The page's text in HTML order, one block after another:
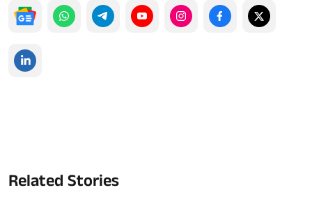
Related Stories